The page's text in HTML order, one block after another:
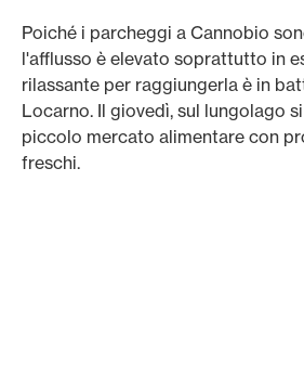
Poiché i parcheggi a Cannobio
l'afflusso è elevato soprattutto in
rilassante per raggiungerla è in
Locarno. Il giovedì, sul lungolago
piccolo mercato alimentare con
freschi.